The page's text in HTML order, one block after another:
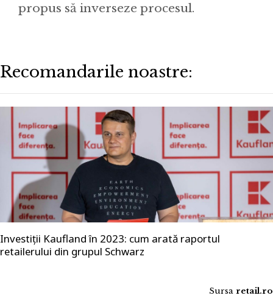
propus să inverseze procesul.
Recomandarile noastre:
Investiții Kaufland în 2023: cum arată raportul
retailerului din grupul Schwarz
Sursa retail.ro